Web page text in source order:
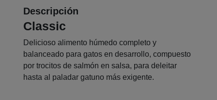
Descripción
Classic
Delicioso alimento húmedo completo y
balanceado para gatos en desarrollo, compuesto
por trocitos de salmón en salsa, para deleitar
hasta al paladar gatuno más exigente.